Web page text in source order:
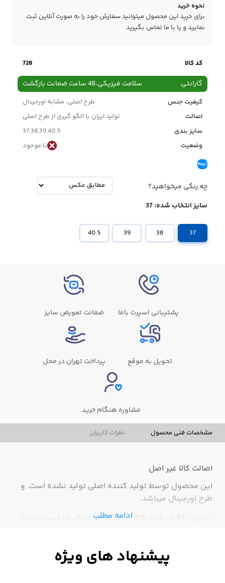
نحوه خرید
برای خرید این محصول میتوانید سفارش خود را به صورت آنلاین ثبت
نمایید و یا با ما تماس بگیرید
کد کالا 728
گارانتی سلامت فیزیکی،48 ساعت ضمانت بازگشت
کیفیت جنس
طرح اصلی، مشابه اورجینال
اصالت
تولید ایران با الگو گیری از طرح اصلی
سایز بندی
37,38,39,40.5
وضعیت
نا موجود
چه رنگی میخواهید؟
سایز انتخاب شده:37
37
38
39
40.5
پشتیبانی اسپرت باما ضمانت تعویض سایز
تحویل به موقع پرداخت تهران در محل
مشاوره هنگام خرید
مشخصات فنی محصول نظرات کاربران
اصالت کالا غیر اصل
این محصول توسط تولید کننده اصلی تولید نشده است. و
طرح اورجینال میباشد.
بهترین کقش های کتانی ریباک اورجینال در اسپرت باما
ادامه مطلب